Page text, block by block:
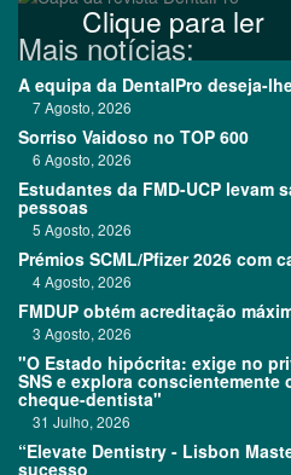
Clique para ler
Mais notícias:
A equipa da DentalPro deseja-
7 Agosto, 2026
Sorriso Vaidoso no TOP 600
6 Agosto, 2026
Estudantes da FMD-UCP levam
pessoas
5 Agosto, 2026
Prémios SCML/Pfizer 2026 com
4 Agosto, 2026
FMDUP obtém acreditação
3 Agosto, 2026
"O Estado hipócrita: exige no
SNS e explora
cheque-dentista"
31 Julho, 2026
“Elevate Dentistry - Lisbon
sucesso